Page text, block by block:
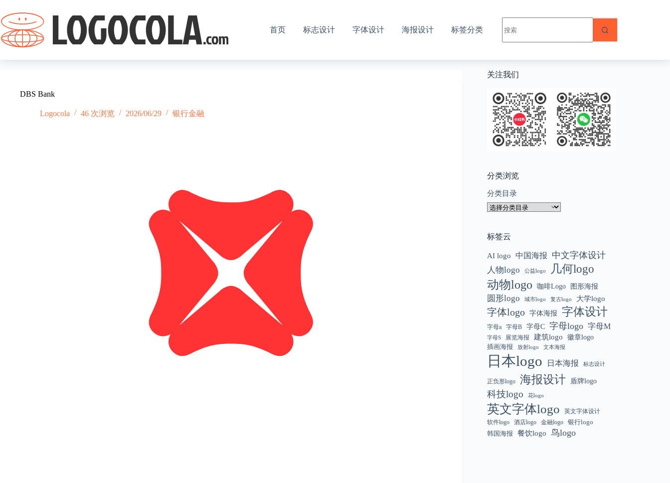
过
内
容
首页 标志设计 字体设计 海报设计 标签分类
结
果
DBS Bank
Logocola 46 次浏览 2026/06/29 银行金融
关注我们
分类浏览
分类目录
标签云
AI logo 中国海报 中文字体设计
人物logo 公益logo
几何logo
动物logo
咖啡Logo 图形海报
圆形logo 城市logo 复古logo 大学logo
字体logo 字体海报 字体设计
字母a 字母B 字母C 字母logo 字母M
字母S 展览海报 建筑logo 徽章logo
插画海报 放射logo 文本海报
日本logo 日本海报 标志设计
正负形logo 海报设计 盾牌logo
科技logo 花logo
英文字体logo
英文字体设计
软件logo
酒店logo 金融logo
银行logo
韩国海报
餐饮logo 鸟logo